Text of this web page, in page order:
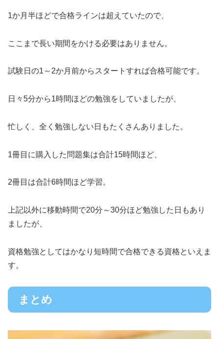
1か月半ほどで合格ラインは超えていたので、
ここまで長い期間をかける必要はありません。
試験日の1～2か月前からスタートすれば合格可能です。
日々5分から1時間ほどの勉強をしていましたが、
忙しく、全く勉強しない日もたくさんありました。
1冊目に購入した問題集は合計15時間ほど、
2冊目は合計6時間ほど学習。
上記以外に移動時間で20分～30分ほど勉強した日もあり
ましたが、
資格勉強としてはかなり短時間で合格できる資格といえま
す。
まとめ